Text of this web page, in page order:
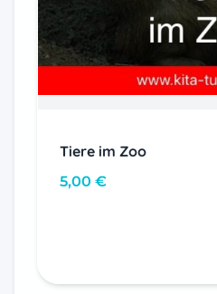
Tiere im Zoo
5,00 €